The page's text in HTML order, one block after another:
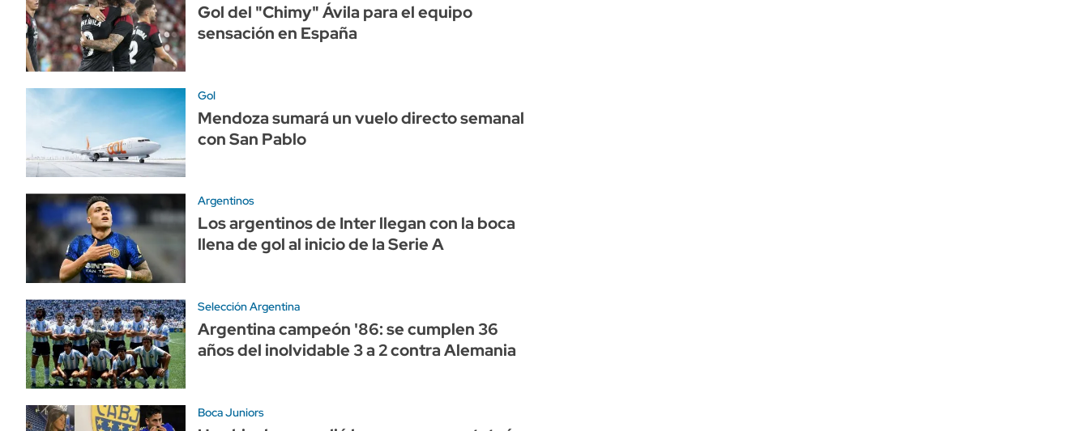
Gol del "Chimy" Ávila para el equipo
sensación en España
Gol
Mendoza sumará un vuelo directo semanal
con San Pablo
Argentinos
Los argentinos de Inter llegan con la boca
llena de gol al inicio de la Serie A
Selección Argentina
Argentina campeón '86: se cumplen 36
años del inolvidable 3 a 2 contra Alemania
Boca Juniors